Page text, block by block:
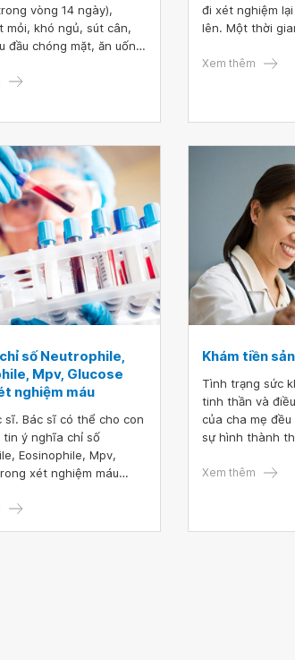
vòng 14 ngày),
mỏi, khó ngủ, sút cân,
đầu chóng mặt, ăn uống
máu cam kèm chóng
đi xét nghiệm
lên. Một thời
sĩ cho em hỏi
Xem thêm
số Neutrophile,
Mpv, Glucose
nghiệm máu
sĩ. Bác sĩ có thể cho con
tin ý nghĩa chỉ số
Eosinophile, Mpv,
xét nghiệm máu
ty thì bác sĩ chẩn đoán
Khám tiền
Tình trạng sức
tinh thần và
của cha mẹ
sự hình thành
sinh. Nên trước
Xem thêm